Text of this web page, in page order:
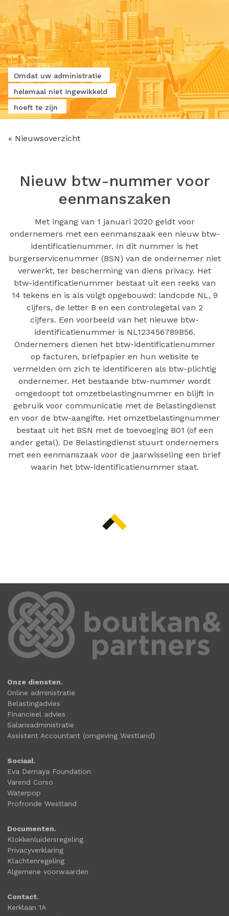
Omdat uw administratie
helemaal niet ingewikkeld
hoeft te zijn
« Nieuwsoverzicht
Nieuw btw-nummer voor
eenmanszaken
Met ingang van 1 januari 2020 geldt voor
ondernemers met een eenmanszaak een nieuw btw-
identificatienummer. In dit nummer is het
burgerservicenummer (BSN) van de ondernemer niet
verwerkt, ter bescherming van diens privacy. Het
btw-identificatienummer bestaat uit een reeks van
14 tekens en is als volgt opgebouwd: landcode NL, 9
cijfers, de letter B en een controlegetal van 2
cijfers. Een voorbeeld van het nieuwe btw-
identificatienummer is NL123456789B56.
Ondernemers dienen het btw-identificatienummer
op facturen, briefpapier en hun website te
vermelden om zich te identificeren als btw-plichtig
ondernemer. Het bestaande btw-nummer wordt
omgedoopt tot omzetbelastingnummer en blijft in
gebruik voor communicatie met de Belastingdienst
en voor de btw-aangifte. Het omzetbelastingnummer
bestaat uit het BSN met de toevoeging B01 (of een
ander getal). De Belastingdienst stuurt ondernemers
met een eenmanszaak voor de jaarwisseling een brief
waarin het btw-identificatienummer staat.
Onze diensten.
Online administratie
Belastingadvies
Financieel advies
Salarisadministratie
Assistent Accountant (omgeving Westland)
Sociaal.
Eva Demaya Foundation
Varend Corso
Waterpop
Profronde Westland
Documenten.
Klokkenluidersregeling
Privacyverklaring
Klachtenregeling
Algemene voorwaarden
Contact.
Kerklaan 1A